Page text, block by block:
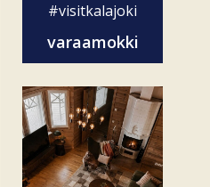
#visitkalajoki
varaamokki